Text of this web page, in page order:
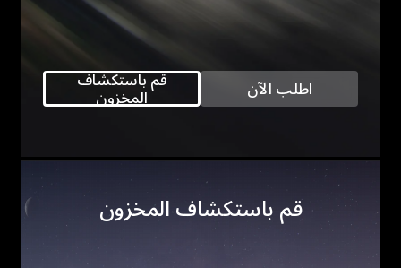
اطلب الآن
قم باستكشاف
المخزون
قم باستكشاف المخزون